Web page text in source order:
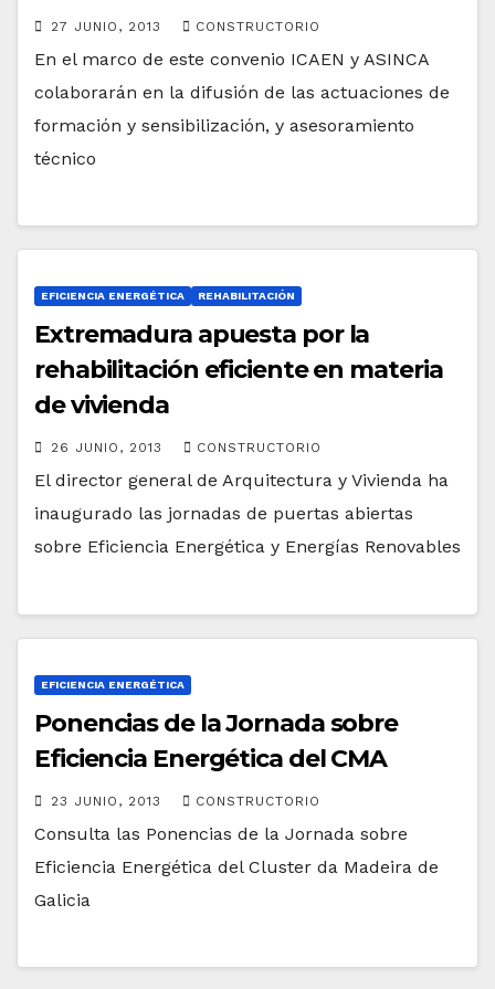
27 JUNIO, 2013 CONSTRUCTORIO
En el marco de este convenio ICAEN y ASINCA
colaborarán en la difusión de las actuaciones de
formación y sensibilización, y asesoramiento
técnico
EFICIENCIA ENERGÉTICA REHABILITACIÓN
Extremadura apuesta por la
rehabilitación eficiente en materia
de vivienda
26 JUNIO, 2013 CONSTRUCTORIO
El director general de Arquitectura y Vivienda ha
inaugurado las jornadas de puertas abiertas
sobre Eficiencia Energética y Energías Renovables
EFICIENCIA ENERGÉTICA
Ponencias de la Jornada sobre
Eficiencia Energética del CMA
23 JUNIO, 2013 CONSTRUCTORIO
Consulta las Ponencias de la Jornada sobre
Eficiencia Energética del Cluster da Madeira de
Galicia